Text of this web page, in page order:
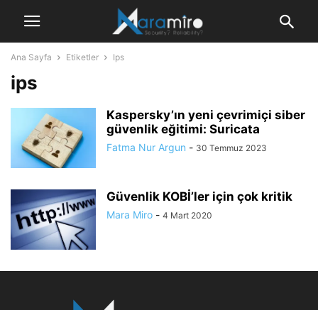
Ana Sayfa Etiketler Ips
ips
Kaspersky’ın yeni çevrimiçi siber
güvenlik eğitimi: Suricata
Fatma Nur Argun - 30 Temmuz 2023
Güvenlik KOBİ’ler için çok kritik
Mara Miro - 4 Mart 2020